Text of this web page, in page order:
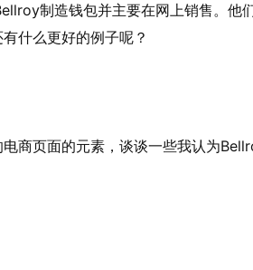
制造钱包并主要在网上销售。
什么更好的例子呢？
商页面的元素，谈谈一些我认为